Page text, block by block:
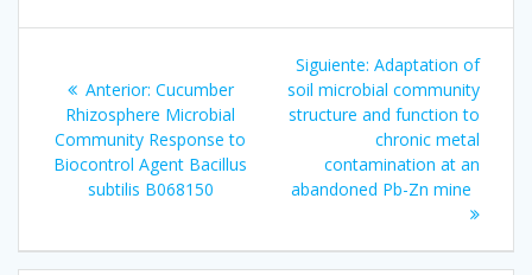
de
entradas
Anterior: Entrada
anterior:
Cucumber
Rhizosphere Microbial
Community Response to
Biocontrol Agent Bacillus
subtilis B068150
Siguiente: Siguiente
entrada:
Adaptation of
soil microbial community
structure and function to
chronic metal
contamination at an
abandoned Pb-Zn mine